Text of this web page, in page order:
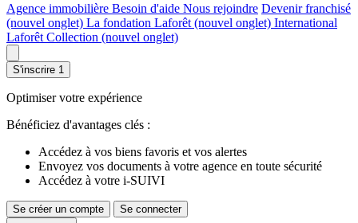
Agence immobilière Besoin d'aide Nous rejoindre Devenir franchisé
(nouvel onglet) La fondation Laforêt (nouvel onglet) International
Laforêt Collection (nouvel onglet)
S'inscrire 1
Optimiser votre expérience
Bénéficiez d'avantages clés :
Accédez à vos biens favoris et vos alertes
Envoyez vos documents à votre agence en toute sécurité
Accédez à votre i-SUIVI
Se créer un compte Se connecter